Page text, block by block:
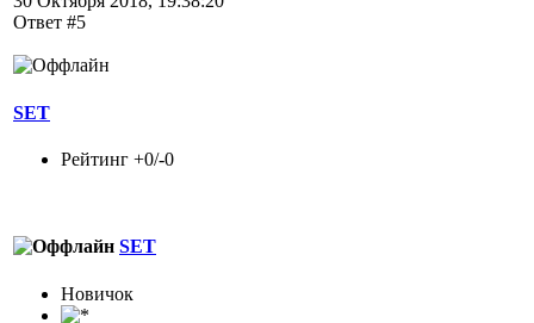
Ответ #5
SET
Рейтинг +0/-0
SET
Новичок